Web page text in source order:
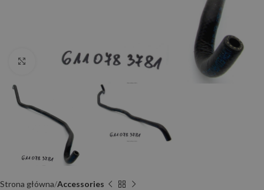
Click to enlarge
Strona główna Accessories